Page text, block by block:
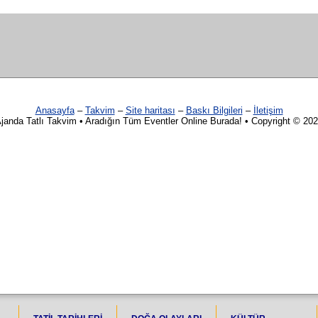
Anasayfa– Takvim – Site haritası – Baskı Bilgileri –
İletişim
Tatlı Takvim • Aradığın Tüm Eventler Online Burada! • Copyright ©